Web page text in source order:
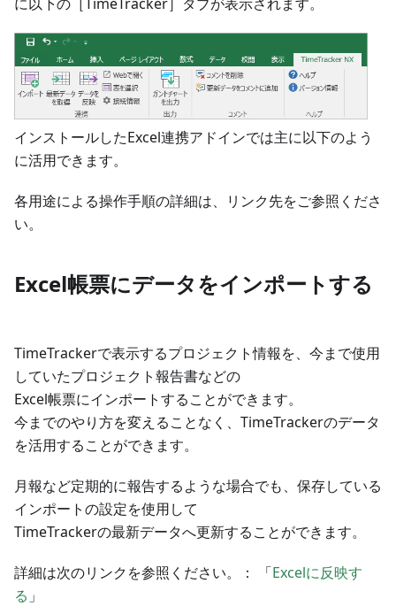
インストールしたExcel連携アドインでは主に以下のよう
に活用できます。
各用途による操作手順の詳細は、リンク先をご参照くださ
い。
Excel帳票にデータをインポートする
TimeTrackerで表示するプロジェクト情報を、今まで使用
していたプロジェクト報告書などの
Excel帳票にインポートすることができます。
今までのやり方を変えることなく、TimeTrackerのデータ
を活用することができます。
月報など定期的に報告するような場合でも、保存している
インポートの設定を使用して
TimeTrackerの最新データへ更新することができます。
詳細は次のリンクを参照ください。： 「Excelに反映す
る 」